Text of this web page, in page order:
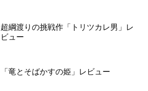
超綱渡りの挑戦作「トリツカレ男」レ
ビュー
「竜とそばかすの姫」レビュー